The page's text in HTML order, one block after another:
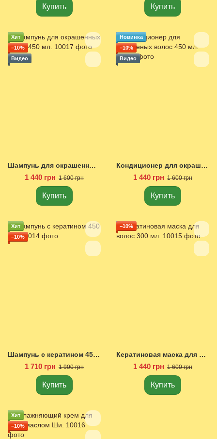
Купить Купить
Хит
−10%
Видео
Шампунь для окрашенных волос 450 мл.
1 440 грн 1 600 грн
Купить
Новинка
−10%
Видео
Кондиционер для окрашеных волос 450 мл.
1 440 грн 1 600 грн
Купить
Хит
−10%
Шампунь с кератином 450 мл.
1 710 грн 1 900 грн
Купить
−10%
Кератиновая маска для волос 300 мл.
1 440 грн 1 600 грн
Купить
Хит
−10%